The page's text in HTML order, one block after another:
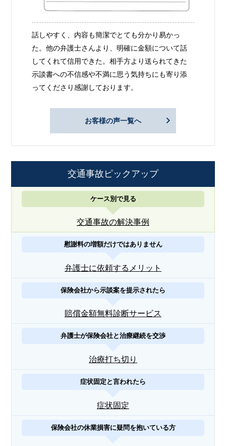
話しやすく、内容も簡潔でとても分かり易かっ
た。他の弁護士さんより、明確に金額について話
してくれて信用できた。相手方より送られてきた
示談書への不信感や不満に思う気持ちにも寄り添
ってくださり感謝しております。
お客様の声一覧へ
交通事故ピックアップ
ケース別で見る
交通事故の解決事例
慰謝料の増額だけではありません
弁護士に依頼するメリット
保険会社から示談案を提示されたら
賠償金額無料診断サービス
弁護士が保険会社と治療継続を交渉
治療打ち切り
症状固定と言われたら
症状固定
保険会社の休業損害に疑問を抱いている方